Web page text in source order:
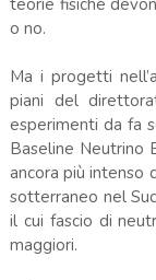
o no.
Ma i progetti
piani del
esperimenti da fa
Baseline Neutrino
ancora più intenso
sotterraneo nel
il cui fascio di
maggiori.